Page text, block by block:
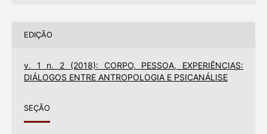
EDIÇÃO
v. 1 n. 2 (2018): CORPO, PESSOA, EXPERIÊNCIAS:
DIÁLOGOS ENTRE ANTROPOLOGIA E PSICANÁLISE
SEÇÃO